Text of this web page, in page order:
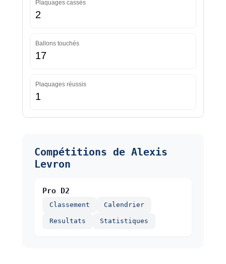
Plaquages cassés
2
Ballons touchés
17
Plaquages réussis
1
Compétitions de Alexis
Levron
Pro D2
Classement Calendrier
Resultats Statistiques